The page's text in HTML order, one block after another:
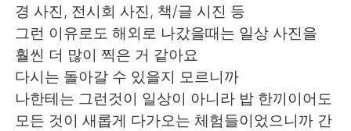
경 사진, 전시회 사진, 책/글 시진 등
그런 이유로도 해외로 나갔을때는 일상 사진을
훨씬 더 많이 찍은 거 같아요
다시는 돌아갈 수 있을지 모르니까
나한테는 그런것이 일상이 아니라 밥 한끼이어도
모든 것이 새롭게 다가오는 체험들이었으니까 간